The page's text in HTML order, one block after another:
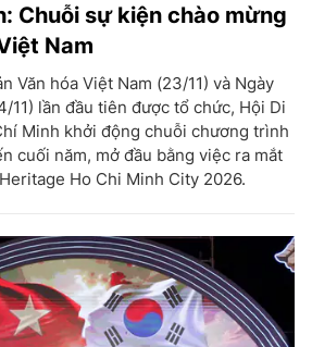
Chuỗi sự kiện chào mừng
Nam
Văn hóa Việt Nam (23/11) và Ngày
11) lần đầu tiên được tổ chức, Hội Di
Minh khởi động chuỗi chương trình
cuối năm, mở đầu bằng việc ra mắt
Ho Chi Minh City 2026.